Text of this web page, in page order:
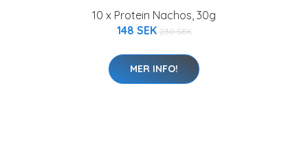
10 x Protein Nachos, 30g
148 SEK 230 SEK
MER INFO!